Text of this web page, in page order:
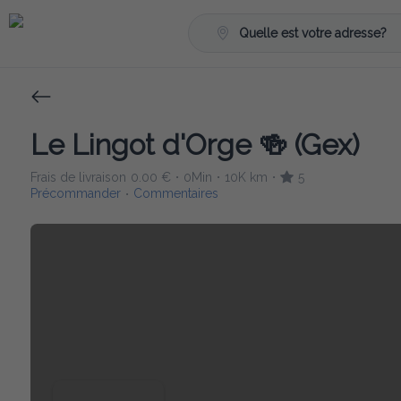
Quelle est votre adresse?
Le Lingot d'Orge 🍻 (Gex)
Frais de livraison 0.00 € • 0Min • 10K km •
5
Précommander • Commentaires